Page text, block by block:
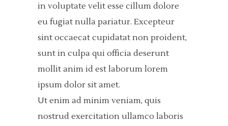
in voluptate velit esse cillum dolore
eu fugiat nulla pariatur. Excepteur
sint occaecat cupidatat non proident,
sunt in culpa qui officia deserunt
mollit anim id est laborum lorem
ipsum dolor sit amet.
Ut enim ad minim veniam, quis
nostrud exercitation ullamco laboris